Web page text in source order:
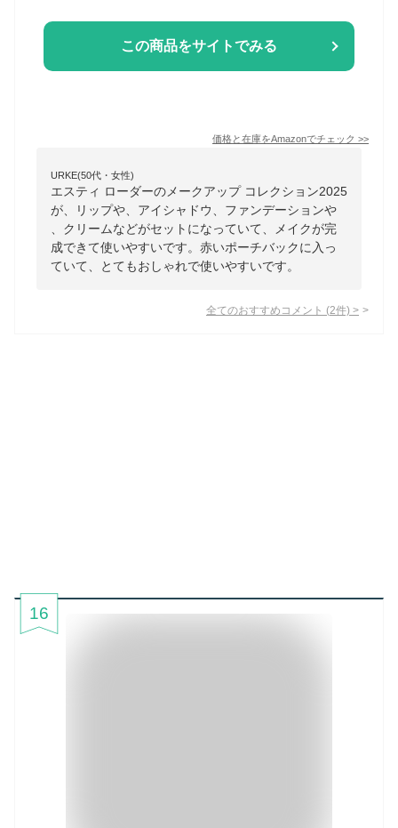
この商品をサイトでみる
価格と在庫をAmazonでチェック >>
URKE(50代・女性)
エスティ ローダーのメークアップ コレクション2025
が、リップや、アイシャドウ、ファンデーションや
、クリームなどがセットになっていて、メイクが完
成できて使いやすいです。赤いポーチバックに入っ
ていて、とてもおしゃれで使いやすいです。
全てのおすすめコメント (2件) >
16